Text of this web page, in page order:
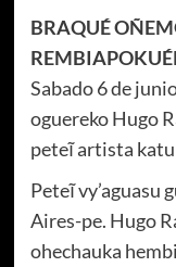
BRAQUÉ
Sabado 6 de
oguereko Hugo
peteĩ artista
Peteĩ vy’aguasu
Aires-pe. Hugo
ohechauka